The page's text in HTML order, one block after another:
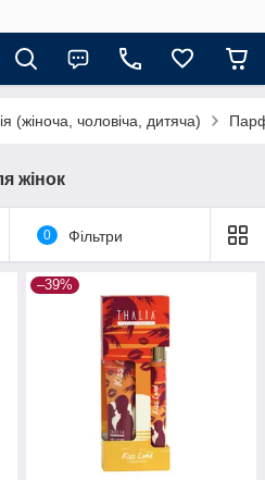
(жіноча, чоловіча, дитяча)
жінок
0 Фільтри
–39%